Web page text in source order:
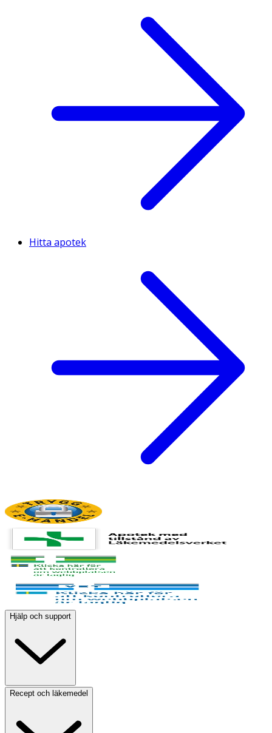
Hitta apotek
Hjälp och support
Recept och läkemedel